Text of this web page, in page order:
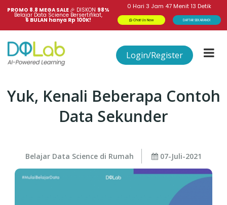
PROMO 8.8 MEGA SALE 🎉 DISKON 98%
Belajar Data Science Bersertifikat,
6 BULAN hanya Rp 100K!
0 Hari 3 Jam 47Menit12 Detik
Chat Us Now DAFTAR SEKARANG!
Login/Register
Yuk, Kenali Beberapa Contoh
Data Sekunder
Belajar Data Science di Rumah 07-Juli-2021